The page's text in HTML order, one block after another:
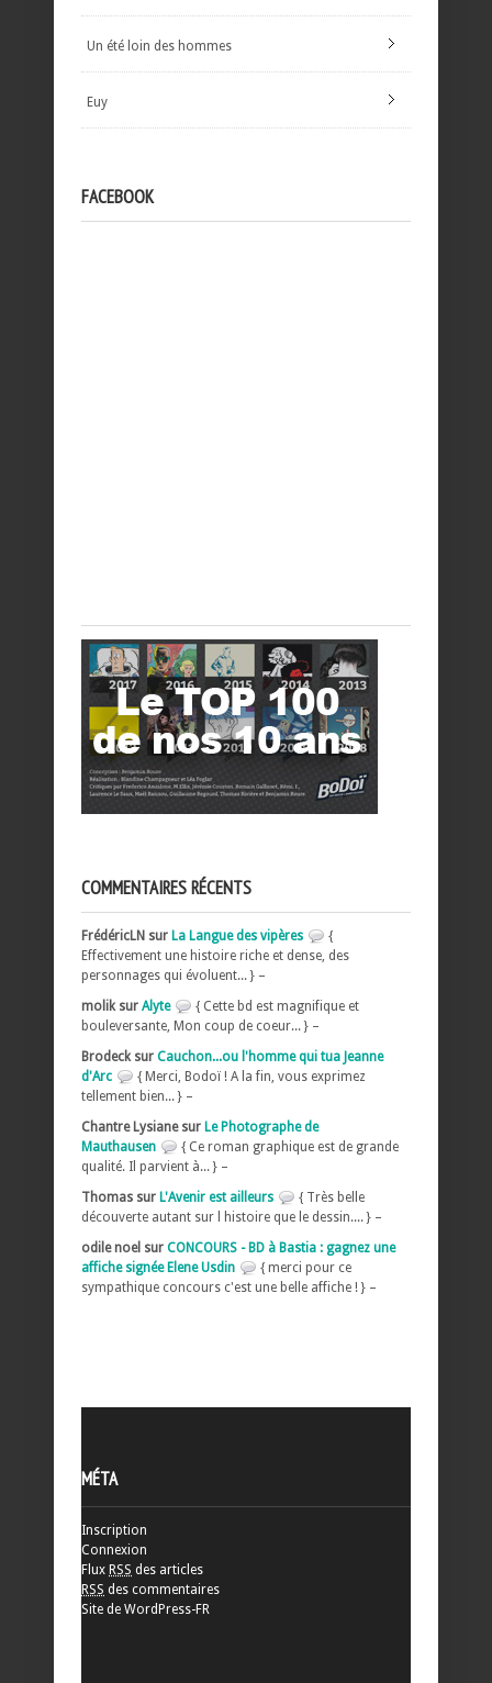
Un été loin des hommes
Euy
FACEBOOK
COMMENTAIRES RÉCENTS
FrédéricLN sur La Langue des vipères
{
Effectivement une histoire riche et dense, des
personnages qui évoluent... } –
molik sur Alyte
{ Cette bd est magnifique et
bouleversante, Mon coup de coeur... } –
Brodeck sur Cauchon...ou l'homme qui tua Jeanne
d'Arc
{ Merci, Bodoï ! A la fin, vous exprimez
tellement bien... } –
Chantre Lysiane sur Le Photographe de
Mauthausen
{ Ce roman graphique est de grande
qualité. Il parvient à... } –
Thomas sur L'Avenir est ailleurs
{ Très belle
découverte autant sur l histoire que le dessin.... } –
odile noel sur CONCOURS - BD à Bastia : gagnez une
affiche signée Elene Usdin
{ merci pour ce
sympathique concours c'est une belle affiche ! } –
MÉTA
Inscription
Connexion
Flux RSS des articles
RSS des commentaires
Site de WordPress-FR